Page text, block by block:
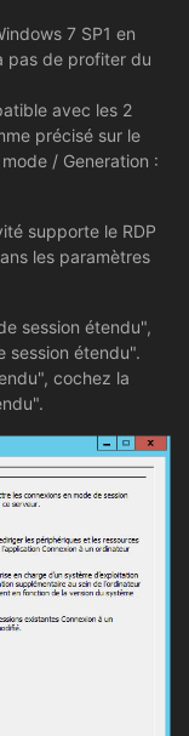
7 SP1 en
pas de profiter du
avec les 2
précisé sur le
/ Generation :
supporte le RDP
les paramètres
session étendu",
session étendu".
cochez la